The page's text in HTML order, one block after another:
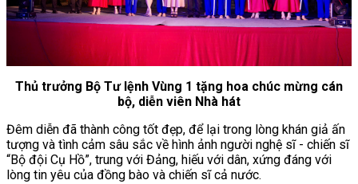
Thủ trưởng Bộ Tư lệnh Vùng 1 tặng hoa chúc mừng cán
bộ, diễn viên Nhà hát
Đêm diễn đã thành công tốt đẹp, để lại trong lòng khán giả ấn
tượng và tình cảm sâu sắc về hình ảnh người nghệ sĩ - chiến sĩ
“Bộ đội Cụ Hồ”, trung với Đảng, hiếu với dân, xứng đáng với
lòng tin yêu của đồng bào và chiến sĩ cả nước.